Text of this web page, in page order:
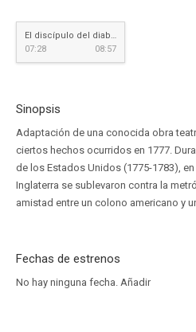
El discípulo del diablo
07:28
08:57
Sinopsis
Adaptación de una conocida obra
ciertos hechos ocurridos en 1777.
de los Estados Unidos (1775-1783),
Inglaterra se sublevaron contra la
amistad entre un colono americano y
Fechas de estrenos
No hay ninguna fecha. Añadir